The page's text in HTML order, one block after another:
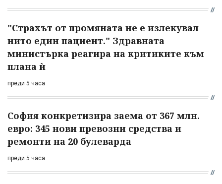
"Страхът от промяната не е излекувал
нито един пациент." Здравната
министърка реагира на критиките към
плана ѝ
преди 5 часа
София конкретизира заема от 367 млн.
евро: 345 нови превозни средства и
ремонти на 20 булеварда
преди 5 часа